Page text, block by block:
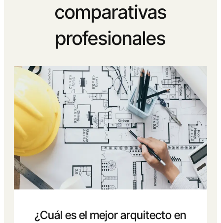
comparativas
profesionales
¿Cuál es el mejor arquitecto en